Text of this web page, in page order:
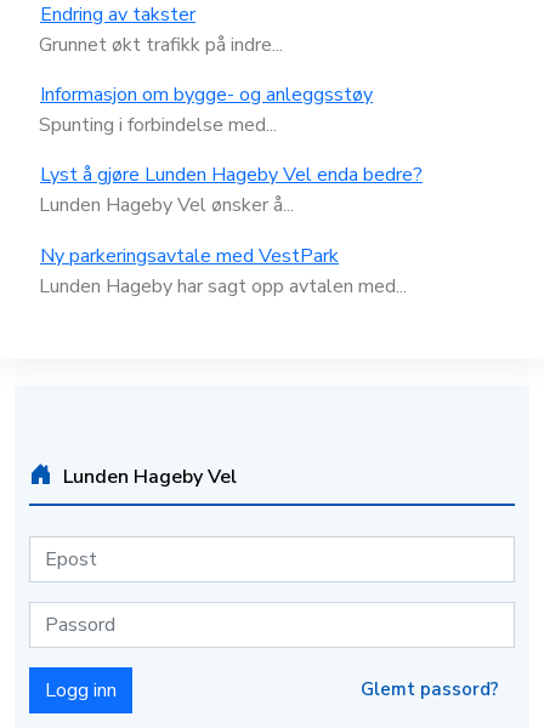
Endring av takster
Grunnet økt trafikk på indre...
Informasjon om bygge- og anleggsstøy
Spunting i forbindelse med...
Lyst å gjøre Lunden Hageby Vel enda bedre?
Lunden Hageby Vel ønsker å...
Ny parkeringsavtale med VestPark
Lunden Hageby har sagt opp avtalen med...
Lunden Hageby Vel
Glemt passord?